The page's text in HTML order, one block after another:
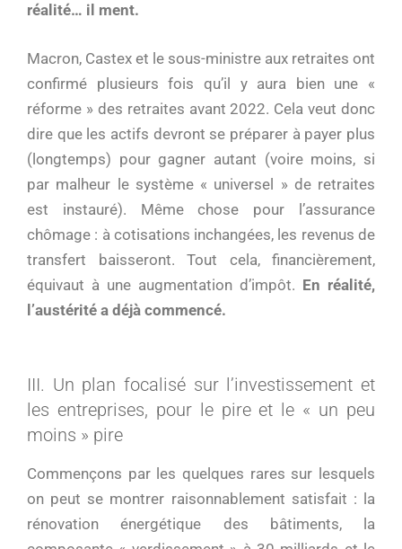
réalité… il ment.
Macron, Castex et le sous-ministre aux retraites ont
confirmé plusieurs fois qu’il y aura bien une «
réforme » des retraites avant 2022. Cela veut donc
dire que les actifs devront se préparer à payer plus
(longtemps) pour gagner autant (voire moins, si
par malheur le système « universel » de retraites
est instauré). Même chose pour l’assurance
chômage : à cotisations inchangées, les revenus de
transfert baisseront. Tout cela, financièrement,
équivaut à une augmentation d’impôt. En réalité,
l’austérité a déjà commencé.
III. Un plan focalisé sur l’investissement et
les entreprises, pour le pire et le « un peu
moins » pire
Commençons par les quelques rares sur lesquels
on peut se montrer raisonnablement satisfait : la
rénovation énergétique des bâtiments, la